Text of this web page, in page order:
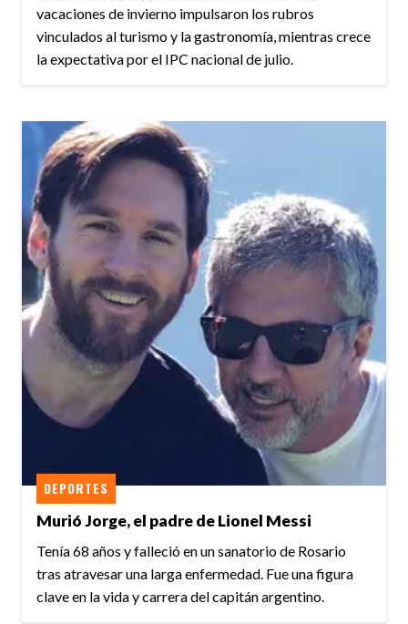
vacaciones de invierno impulsaron los rubros
vinculados al turismo y la gastronomía, mientras crece
la expectativa por el IPC nacional de julio.
Murió Jorge, el padre de Lionel Messi
DEPORTES
Tenía 68 años y falleció en un sanatorio de Rosario
tras atravesar una larga enfermedad. Fue una figura
clave en la vida y carrera del capitán argentino.